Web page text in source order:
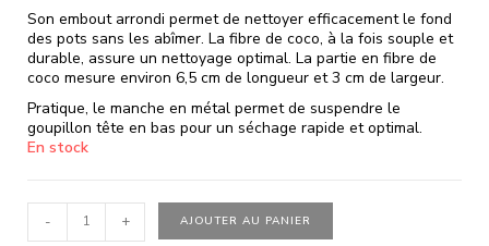
Son embout arrondi permet de nettoyer efficacement le fond
des pots sans les abîmer. La fibre de coco, à la fois souple et
durable, assure un nettoyage optimal. La partie en fibre de
coco mesure environ 6,5 cm de longueur et 3 cm de largeur.
Pratique, le manche en métal permet de suspendre le
goupillon tête en bas pour un séchage rapide et optimal.
En stock
- + AJOUTER AU PANIER